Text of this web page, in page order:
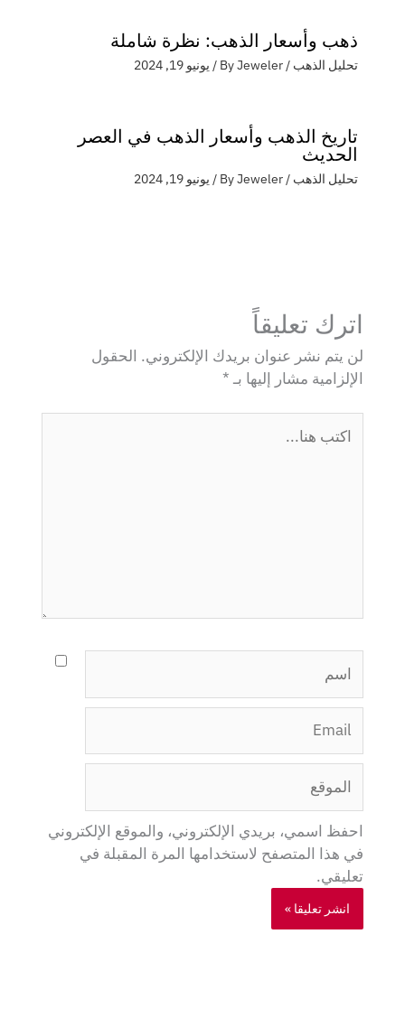
ذهب وأسعار الذهب: نظرة شاملة
تحليل الذهب / By
Jeweler
/ يونيو 19, 2024
تاريخ الذهب وأسعار الذهب في العصر
الحديث
تحليل الذهب / By
Jeweler
/ يونيو 19, 2024
اترك تعليقاً
لن يتم نشر عنوان بريدك الإلكتروني. الحقول
الإلزامية مشار إليها بـ *
هنا...
احفظ اسمي، بريدي الإلكتروني، والموقع الإلكتروني
في هذا المتصفح لاستخدامها المرة المقبلة في
تعليقي.